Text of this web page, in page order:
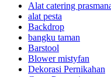
Alat catering
alat pesta
Backdrop
bangku taman
Barstool
Blower mistyfan
Dekorasi Pernikahan